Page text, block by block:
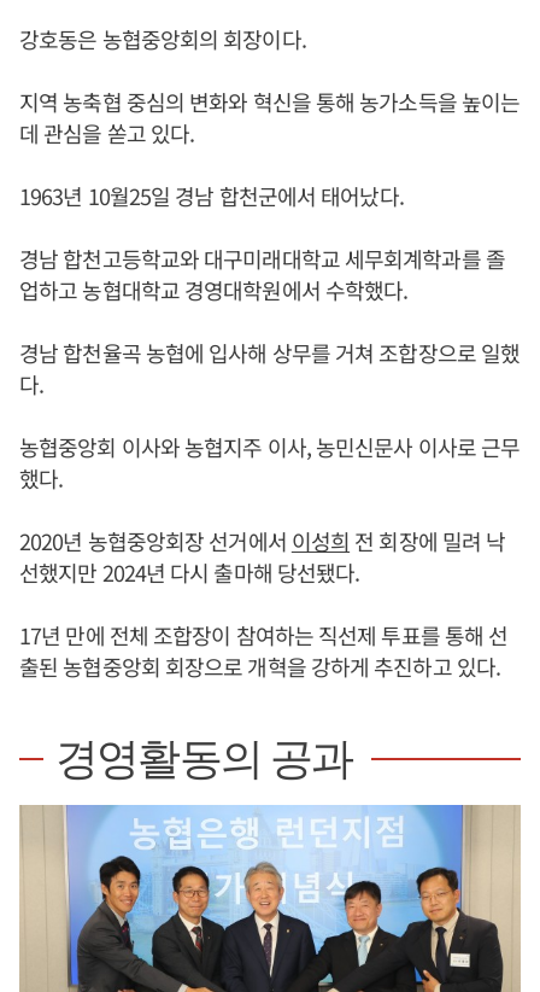
강호동은 농협중앙회의 회장이다.
지역 농축협 중심의 변화와 혁신을 통해 농가소득을 높이는
데 관심을 쏟고 있다.
1963년 10월25일 경남 합천군에서 태어났다.
경남 합천고등학교와 대구미래대학교 세무회계학과를 졸
업하고 농협대학교 경영대학원에서 수학했다.
경남 합천율곡 농협에 입사해 상무를 거쳐 조합장으로 일했
다.
농협중앙회 이사와 농협지주 이사, 농민신문사 이사로 근무
했다.
2020년 농협중앙회장 선거에서 이성희 전 회장에 밀려 낙
선했지만 2024년 다시 출마해 당선됐다.
17년 만에 전체 조합장이 참여하는 직선제 투표를 통해 선
출된 농협중앙회 회장으로 개혁을 강하게 추진하고 있다.
경영활동의 공과